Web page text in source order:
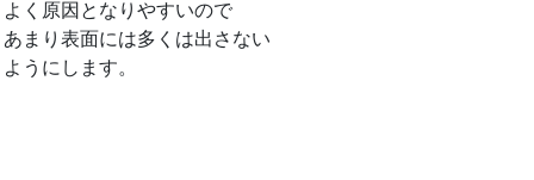
よく原因となりやすいので
あまり表面には多くは出さない
ようにします。